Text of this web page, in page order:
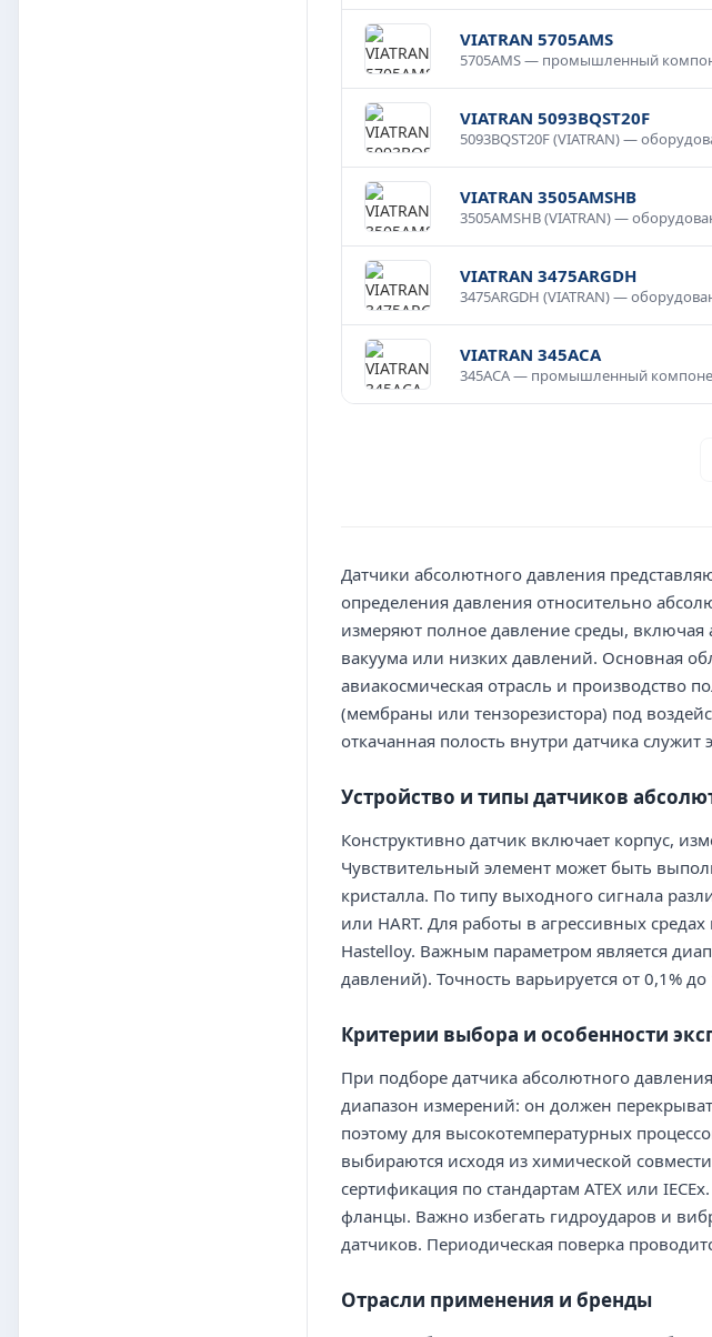
VIATRAN 5705AMS
VIATRAN 5093BQST20F
VIATRAN 3505AMSHB
VIATRAN 3475ARGDH
VIATRAN 345ACA
Датчики абсолютного давления
определения давления относительно
измеряют полное давление среды, включая
вакуума или низких давлений. Основная
авиакосмическая отрасль и производство
(мембраны или тензорезистора) под
откачанная полость внутри датчика
Устройство и типы датчиков
Конструктивно датчик включает корпус,
Чувствительный элемент может быть
кристалла. По типу выходного сигнала
или HART. Для работы в агрессивных
Hastelloy. Важным параметром является
давлений). Точность варьируется от 0,1%
Критерии выбора и особенности
При подборе датчика абсолютного
диапазон измерений: он должен
поэтому для высокотемпературных
выбираются исходя из химической
сертификация по стандартам ATEX или
фланцы. Важно избегать гидроударов и
датчиков. Периодическая поверка
Отрасли применения и бренды